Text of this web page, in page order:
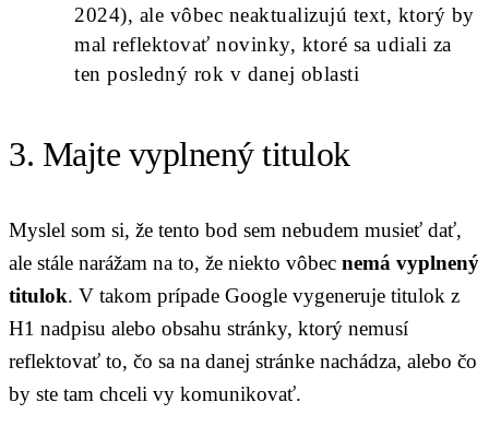
2024), ale vôbec neaktualizujú text, ktorý by
mal reflektovať novinky, ktoré sa udiali za
ten posledný rok v danej oblasti
3. Majte vyplnený titulok
Myslel som si, že tento bod sem nebudem musieť dať,
ale stále narážam na to, že niekto vôbec nemá vyplnený
titulok. V takom prípade Google vygeneruje titulok z
H1 nadpisu alebo obsahu stránky, ktorý nemusí
reflektovať to, čo sa na danej stránke nachádza, alebo čo
by ste tam chceli vy komunikovať.